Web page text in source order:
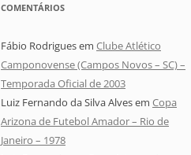
COMENTÁRIOS
Fábio Rodriguesem Clube Atlético
Camponovense (Campos Novos – SC) –
Temporada Oficial de 2003
Luiz Fernando da Silva Alvesem Copa
Arizona de Futebol Amador – Rio de
Janeiro – 1978